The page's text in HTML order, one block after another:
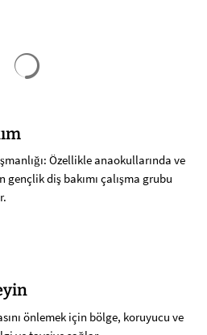
Özellikle anaokullarında ve
diş bakımı çalışma grubu
önlemek için bölge, koruyucu ve